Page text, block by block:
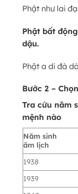
Phật như lai
Phật bất
dậu.
Phật a di đà
Bước 2 –
Tra cứu năm
mệnh nào
Năm sinh
âm lịch
1938
1939